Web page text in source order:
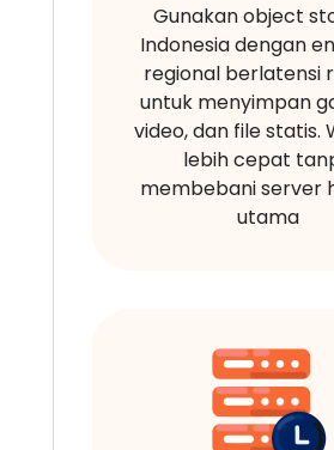
Gunakan object
Indonesia dengan
regional berlatensi
untuk menyimpan
video, dan file statis.
lebih cepat
membebani server
utama